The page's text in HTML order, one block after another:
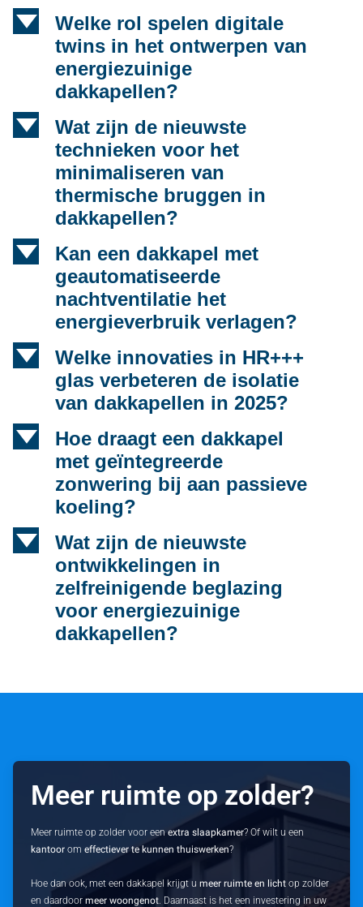
d
Welke rol spelen digitale
twins in het ontwerpen van
energiezuinige
dakkapellen?
d
Wat zijn de nieuwste
technieken voor het
minimaliseren van
thermische bruggen in
dakkapellen?
d
Kan een dakkapel met
geautomatiseerde
nachtventilatie het
energieverbruik verlagen?
d
Welke innovaties in HR+++
glas verbeteren de isolatie
van dakkapellen in 2025?
d
Hoe draagt een dakkapel
met geïntegreerde
zonwering bij aan passieve
koeling?
d
Wat zijn de nieuwste
ontwikkelingen in
zelfreinigende beglazing
voor energiezuinige
dakkapellen?
Meer ruimte op zolder?
Meer ruimte op zolder voor eenextra slaapkamer? Of wilt u een
kantoor omeffectiever te kunnen thuiswerken?
Hoe dan ook, met een dakkapel krijgt umeer ruimte en licht op zolder
en daardoormeer woongenot . Daarnaast is het een investering in uw